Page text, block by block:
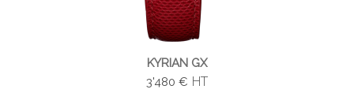
KYRIAN GX
3'480 € HT